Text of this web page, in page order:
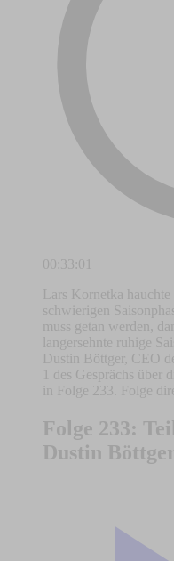
00:33:01
Lars Kornetka
schwierigen
muss getan werden,
langersehnte ruhige
Dustin Böttger, CEO
1 des Gesprächs über
in Folge 233. Folge
Folge 233:
Dustin